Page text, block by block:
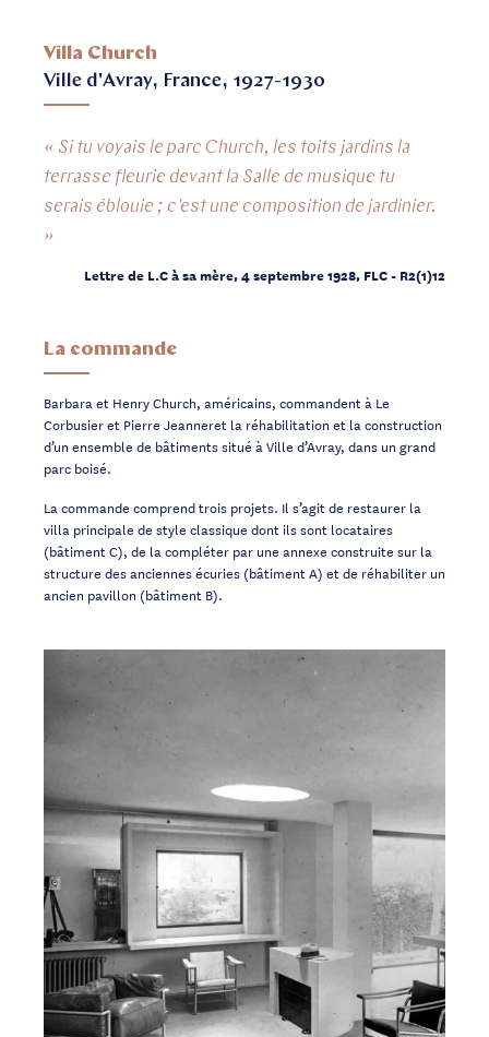
Villa Church
Ville d'Avray, France, 1927-1930
« Si tu voyais le parc Church, les toits jardins la
terrasse fleurie devant la Salle de musique tu
serais éblouie ; c'est une composition de jardinier.
»
Lettre de L.C à sa mère, 4 septembre 1928, FLC - R2(1)12
La commande
Barbara et Henry Church, américains, commandent à Le
Corbusier et Pierre Jeanneret la réhabilitation et la construction
d’un ensemble de bâtiments situé à Ville d’Avray, dans un grand
parc boisé.
La commande comprend trois projets. Il s’agit de restaurer la
villa principale de style classique dont ils sont locataires
(bâtiment C), de la compléter par une annexe construite sur la
structure des anciennes écuries (bâtiment A) et de réhabiliter un
ancien pavillon (bâtiment B).